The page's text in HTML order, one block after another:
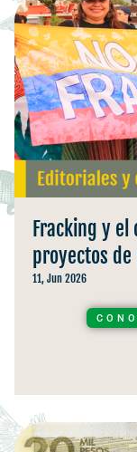
Fracking y el
proyectos
11, Jun 2026